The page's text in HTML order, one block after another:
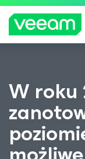
dotyczy
WIĘCEJ
INFORMA
CJI
W roku